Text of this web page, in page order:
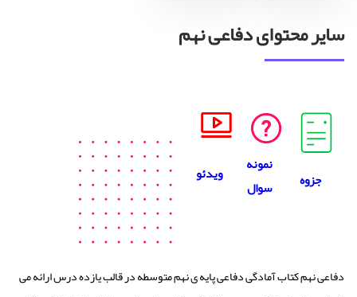
سایر محتوای دفاعی نهم
جزوه
نمونه
سوال
ویدئو
دفاعی نهم کتاب آمادگی دفاعی پایه ی نهم متوسطه در قالب یازده درس ارائه می